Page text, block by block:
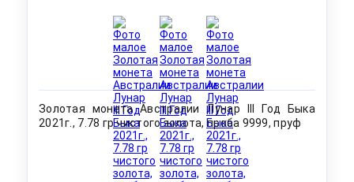
Золотая монета Австралии Лунар III Год Быка
2021г., 7.78 гр чистого золота, проба 9999, пруф